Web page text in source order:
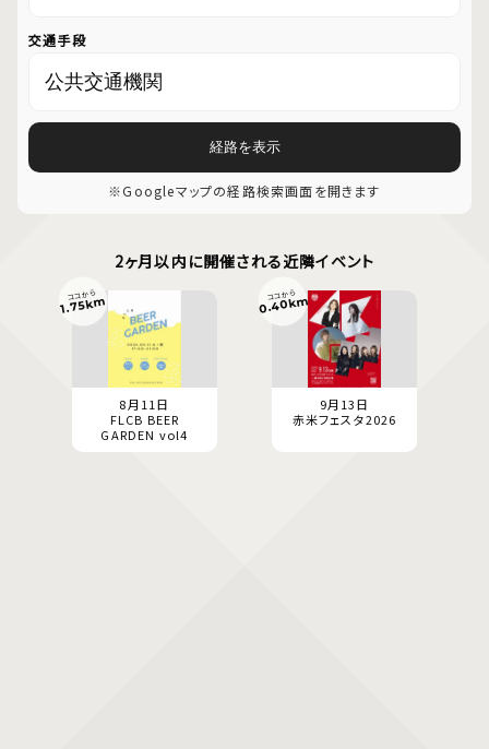
交通手段
経路を表示
※Googleマップの経路検索画面を開きます
2ヶ月以内に開催される近隣イベント
8月11日
FLCB BEER
GARDEN vol4
ココから
1.75km
9月13日
赤米フェスタ2026
ココから
0.40km